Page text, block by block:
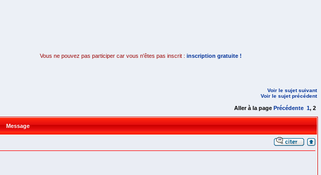
Vous ne pouvez pas participer car vous n'êtes pas inscrit : inscription gratuite !
Voir le sujet suivant
Voir le sujet précédent
Aller à la page Précédente 1, 2
Message